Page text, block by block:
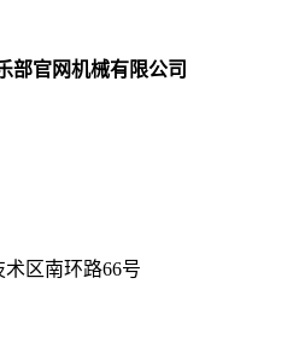
部官网机械有限公司
区南环路66号